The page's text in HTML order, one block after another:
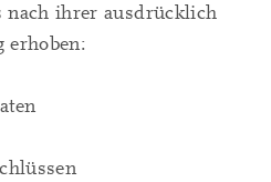
nach ihrer ausdrücklich